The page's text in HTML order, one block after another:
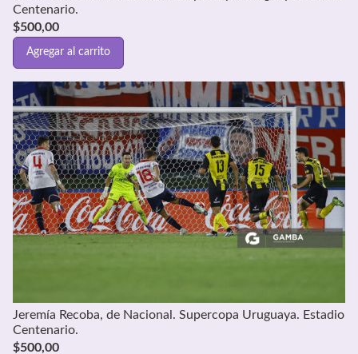
Centenario.
$500,00
Agregar al carrito
Jeremía Recoba, de Nacional. Supercopa Uruguaya. Estadio
Centenario.
$500,00